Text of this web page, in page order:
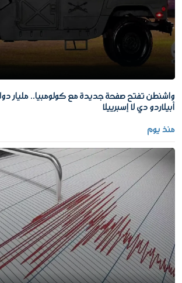
واشنطن تفتح صفحة جديدة مع كولومبيا.. مليار
أبيلاردو دي لا إسبرييلا
منذ يوم